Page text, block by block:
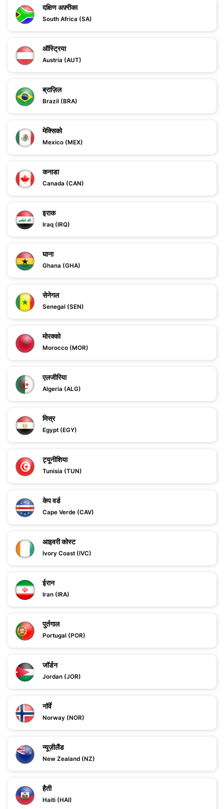
दक्षिण अफ़्रीका
South Africa (SA)
ऑस्ट्रिया
Austria (AUT)
ब्राज़िल
Brazil (BRA)
मेक्सिको
Mexico (MEX)
कनाडा
Canada (CAN)
इराक
Iraq (IRQ)
घाना
Ghana (GHA)
सेनेगल
Senegal (SEN)
मोरक्को
Morocco (MOR)
एलजीरिया
Algeria (ALG)
मिस्र
Egypt (EGY)
ट्यूनीशिया
Tunisia (TUN)
केप वर्ड
Cape Verde (CAV)
आइवरी कोस्ट
Ivory Coast (IVC)
ईरान
Iran (IRA)
पुर्तगाल
Portugal (POR)
जॉर्डन
Jordan (JOR)
नॉर्वे
Norway (NOR)
न्यूज़ीलैंड
New Zealand (NZ)
हैती
Haiti (HAI)